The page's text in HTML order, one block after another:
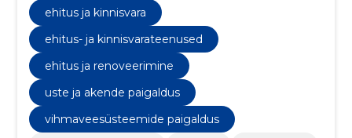
ehitus ja kinnisvara
ehitus- ja kinnisvarateenused
ehitus ja renoveerimine
uste ja akende paigaldus
vihmaveesüsteemide paigaldus